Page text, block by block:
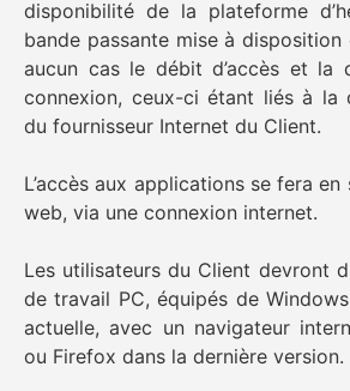
disponibilité de la plateforme
bande passante mise à disposition
aucun cas le débit d’accès et la
connexion, ceux-ci étant liés à la
du fournisseur Internet du Client.
L’accès aux applications se fera
web, via une connexion internet.
Les utilisateurs du Client devront
de travail PC, équipés de
actuelle, avec un navigateur
ou Firefox dans la dernière version.